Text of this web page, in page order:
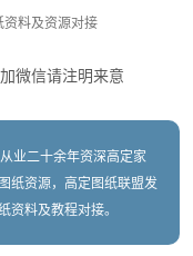
料及资源对接
微信请注明来意
业二十余年资深高定家
纸资源，高定图纸联盟发
料及教程对接。